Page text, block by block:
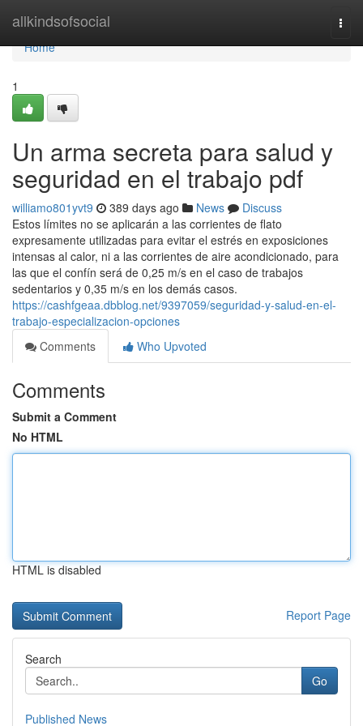
allkindsofsocial
Home
Home
1
Un arma secreta para salud y
seguridad en el trabajo pdf
williamo801yvt9 389 days ago News
Discuss
Estos límites no se aplicarán a las corrientes de flato
expresamente utilizadas para evitar el estrés en exposiciones
intensas al calor, ni a las corrientes de aire acondicionado, para
las que el confín será de 0,25 m/s en el caso de trabajos
sedentarios y 0,35 m/s en los demás casos.
https://cashfgeaa.dbblog.net/9397059/seguridad-y-salud-en-el-
trabajo-especializacion-opciones
Comments
Who Upvoted
Comments
Submit a Comment
No HTML
HTML is disabled
Report Page
Search
Go
Published News